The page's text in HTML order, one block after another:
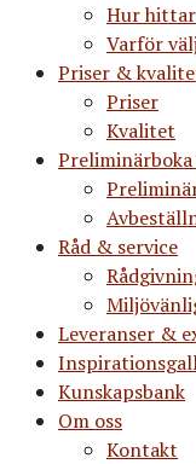
Hur
Varför
Priser &
Priser
Kvalitet
Råd & service
Leveranser &
Kunskapsbank
Om oss
Kontakt